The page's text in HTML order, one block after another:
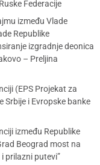
Federacije
između Vlade
Republike
izgradnje deonica
– Preljina
(EPS Projekat za
Srbije i Evropske banke
između Republike
Beograd most na
prilazni putevi”